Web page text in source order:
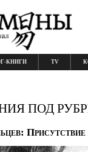
КНИГИ TV
ПОД